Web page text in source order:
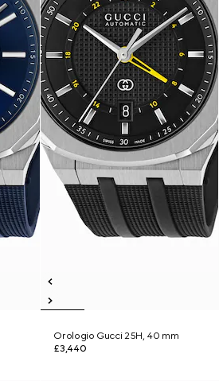
Orologio Gucci 25H, 40 mm
£3,440